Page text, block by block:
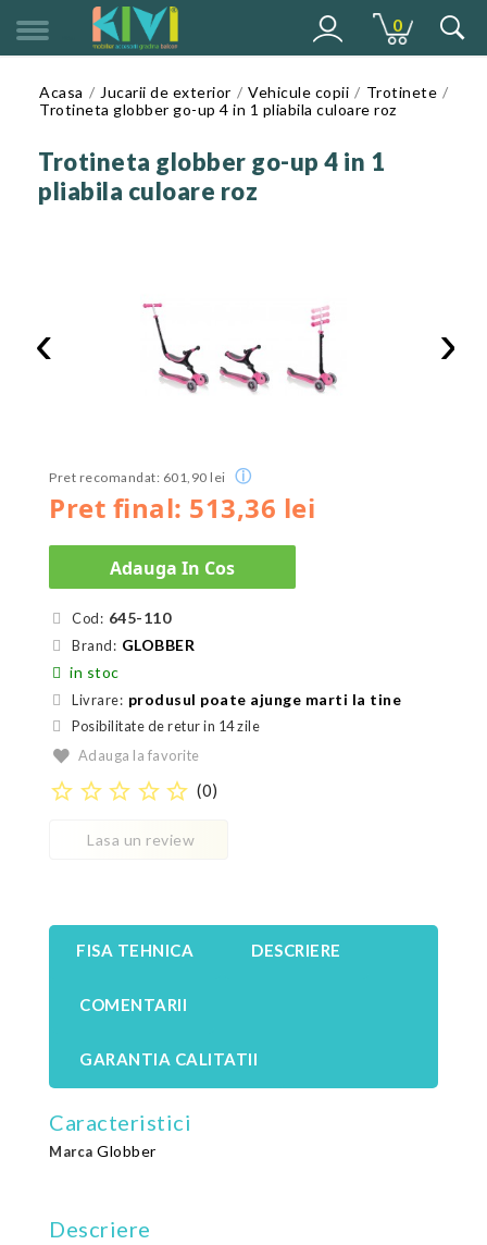
0
Acasa Jucarii de exterior Vehicule copii
Trotinete
Trotineta globber go-up 4 in 1 pliabila culoare roz
Trotineta globber go-up 4 in 1
pliabila culoare roz
‹ ›
Pret final: 513,36 lei
Pret recomandat: 601,90 lei ⓘ
Adauga In Cos
Cod: 645-110
Brand: GLOBBER
in stoc
Livrare: produsul poate ajunge marti la tine
Posibilitate de retur in 14 zile
Adauga la favorite
star_border star_border star_border star_border star_border (0)
Lasa un review
FISA TEHNICA DESCRIERE
COMENTARII
GARANTIA CALITATII
Caracteristici
Marca Globber
Descriere